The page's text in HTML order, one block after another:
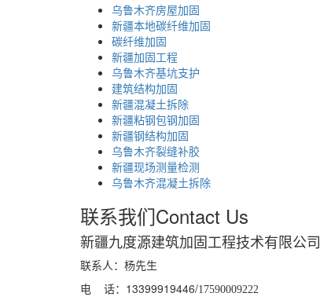
乌鲁木齐房屋加固
新疆本地碳纤维加固
碳纤维加固
新疆加固工程
乌鲁木齐基坑支护
建筑结构加固
新疆混凝土拆除
新疆粘钢包钢加固
新疆钢结构加固
乌鲁木齐裂缝补胶
新疆现场测量检测
乌鲁木齐混凝土拆除
联系我们Contact Us
新疆九度源建筑加固工程技术有限公司
联系人：杨先生
电 话：13399919446/17590009222